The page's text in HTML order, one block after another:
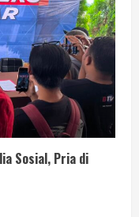
Sosial, Pria di